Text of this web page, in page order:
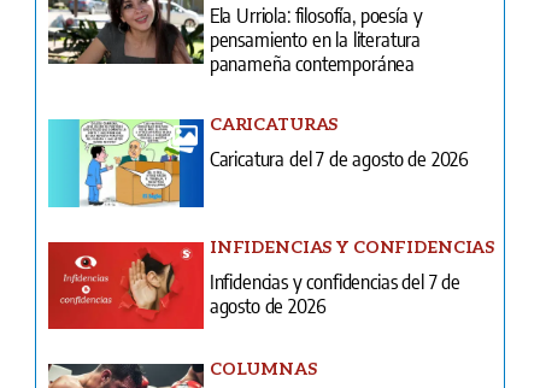
Ela Urriola: filosofía, poesía y
pensamiento en la literatura
panameña contemporánea
CARICATURAS
Caricatura del 7 de agosto de 2026
INFIDENCIAS Y CONFIDENCIAS
Infidencias y confidencias del 7 de
agosto de 2026
COLUMNAS